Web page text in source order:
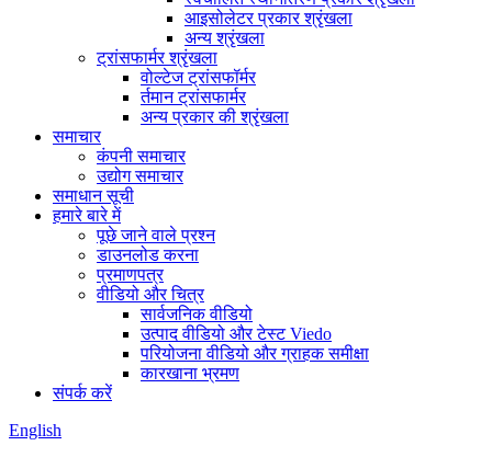
आइसोलेटर प्रकार श्रृंखला
अन्य श्रृंखला
ट्रांसफार्मर श्रृंखला
वोल्टेज ट्रांसफॉर्मर
र्तमान ट्रांसफार्मर
अन्य प्रकार की श्रृंखला
समाचार
कंपनी समाचार
उद्योग समाचार
समाधान सूची
हमारे बारे में
पूछे जाने वाले प्रश्न
डाउनलोड करना
प्रमाणपत्र
वीडियो और चित्र
सार्वजनिक वीडियो
उत्पाद वीडियो और टेस्ट Viedo
परियोजना वीडियो और ग्राहक समीक्षा
कारखाना भ्रमण
संपर्क करें
English